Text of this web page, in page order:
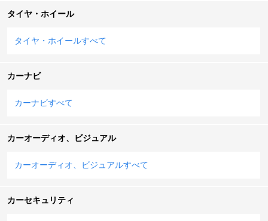
タイヤ・ホイール
タイヤ・ホイールすべて
カーナビ
カーナビすべて
カーオーディオ、ビジュアル
カーオーディオ、ビジュアルすべて
カーセキュリティ